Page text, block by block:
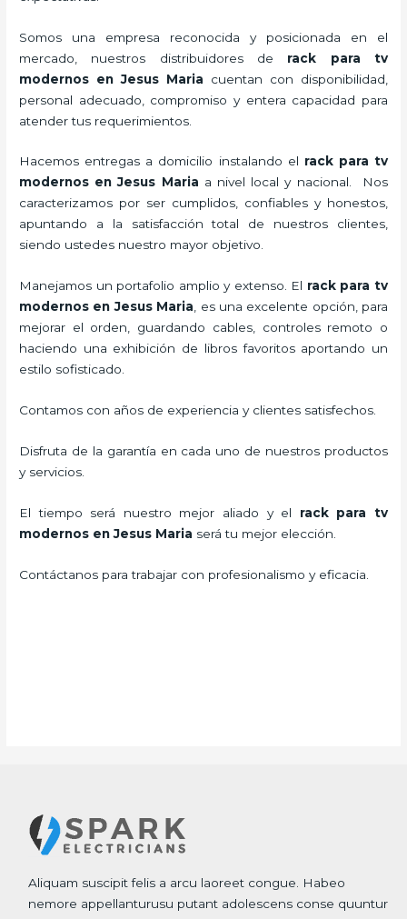
Somos una empresa reconocida y posicionada en el
mercado, nuestros distribuidores de rack para tv
modernos en Jesus Maria cuentan con disponibilidad,
personal adecuado, compromiso y entera capacidad para
atender tus requerimientos.
Hacemos entregas a domicilio instalando el rack para tv
modernos en Jesus Maria a nivel local y nacional.
Nos
caracterizamos por ser cumplidos, confiables y honestos,
apuntando a la satisfacción total de nuestros clientes,
siendo ustedes nuestro mayor objetivo.
Manejamos un portafolio amplio y extenso. El rack para tv
modernos en Jesus Maria, es una excelente opción, para
mejorar el orden, guardando cables, controles remoto o
haciendo una exhibición de libros favoritos aportando un
estilo sofisticado.
Contamos con años de experiencia y clientes satisfechos.
Disfruta de la garantía en cada uno de nuestros productos
y servicios.
El tiempo será nuestro mejor aliado y el rack para tv
modernos en Jesus Maria será tu mejor elección.
Contáctanos para trabajar con profesionalismo y eficacia.
Aliquam suscipit felis a arcu laoreet congue. Habeo
nemore appellanturusu putant adolescens conse quuntur